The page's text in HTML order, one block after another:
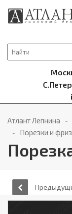
Атлант Лепнина
Порезки и